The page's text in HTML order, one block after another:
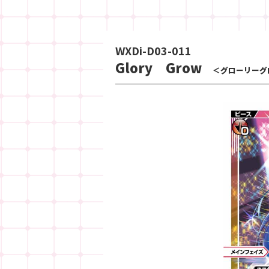
WXDi-D03-011
Glory Grow ＜グローリー